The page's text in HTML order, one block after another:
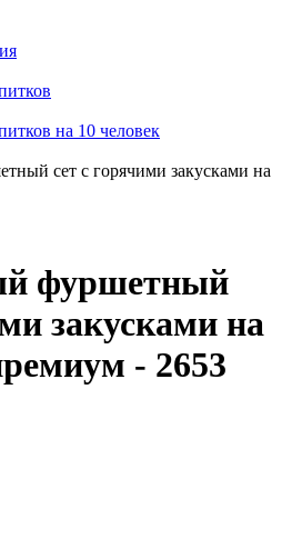
на 10 человек
сет с горячими закусками на
фуршетный
закусками на
- 2653